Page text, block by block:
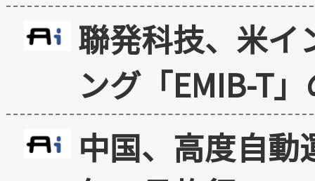
聯発科技、米イ
ング「EMIB-T
中国、高度自